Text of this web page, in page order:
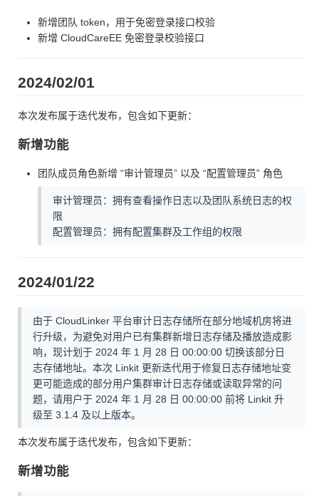
新增团队 token，用于免密登录接口校验
新增 CloudCareEE 免密登录校验接口
2024/02/01
本次发布属于迭代发布，包含如下更新：
新增功能
团队成员角色新增 “审计管理员” 以及 “配置管理员” 角色
审计管理员：拥有查看操作日志以及团队系统日志的权
限
配置管理员：拥有配置集群及工作组的权限
2024/01/22
由于 CloudLinker 平台审计日志存储所在部分地域机房将进
行升级，为避免对用户已有集群新增日志存储及播放造成影
响，现计划于 2024 年 1 月 28 日 00:00:00 切换该部分日
志存储地址。本次 Linkit 更新迭代用于修复日志存储地址变
更可能造成的部分用户集群审计日志存储或读取异常的问
题，请用户于 2024 年 1 月 28 日 00:00:00 前将 Linkit 升
级至 3.1.4 及以上版本。
本次发布属于迭代发布，包含如下更新：
新增功能